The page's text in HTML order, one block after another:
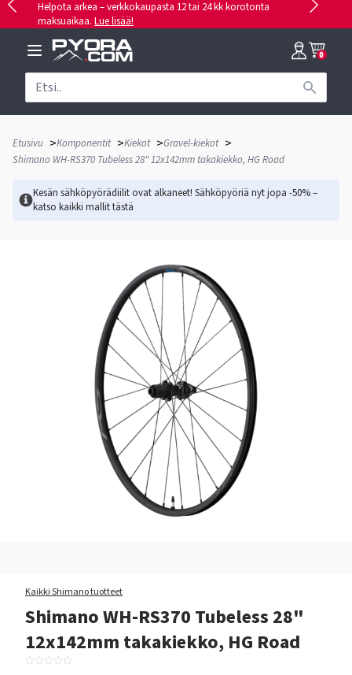
Helpota arkea – verkkokaupasta 12 tai 24 kk korotonta
maksuaikaa. Lue lisää!
0
Etusivu >Komponentit >Kiekot >Gravel-kiekot >
Shimano WH-RS370 Tubeless 28" 12x142mm takakiekko, HG Road
Kesän sähköpyörädiilit ovat alkaneet! Sähköpyöriä nyt jopa -50% –
katso kaikki mallittästä
Kaikki Shimano tuotteet
Shimano WH-RS370 Tubeless 28"
12x142mm takakiekko, HG Road